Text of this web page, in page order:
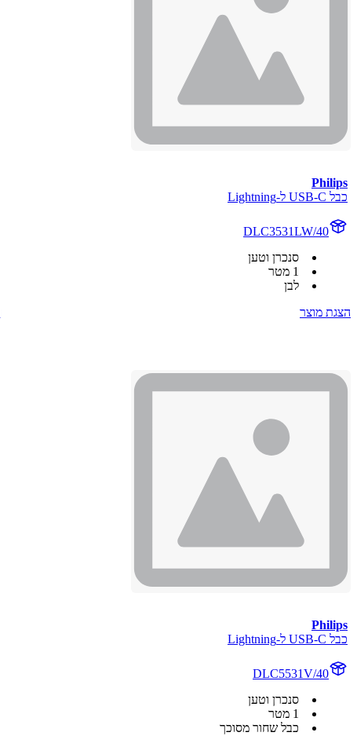
Philips
כבל USB-C ל-Lightning
DLC3531LW/40
סנכרן וטען
1 מטר
לבן
הצגת מוצר
Philips
כבל USB-C ל-Lightning
DLC5531V/40
סנכרן וטען
1 מטר
כבל שחור מסוכך